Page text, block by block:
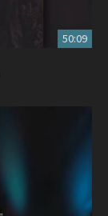
50:09